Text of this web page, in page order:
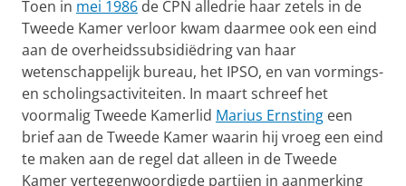
Toen in mei 1986 de CPN alledrie haar zetels in de
Tweede Kamer verloor kwam daarmee ook een eind
aan de overheidssubsidiëdring van haar
wetenschappelijk bureau, het IPSO, en van vormings-
en scholingsactiviteiten. In maart schreef het
voormalig Tweede Kamerlid Marius Ernsting een
brief aan de Tweede Kamer waarin hij vroeg een eind
te maken aan de regel dat alleen in de Tweede
Kamer vertegenwoordigde partijen in aanmerking